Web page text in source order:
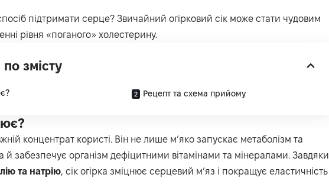
підтримати серце? Звичайний огірковий сік може стати чудовим
рівня «поганого» холестерину.
по змісту
Рецепт та схема прийому
концентрат користі. Він не лише м’яко запускає метаболізм та
й забезпечує організм дефіцитними вітамінами та мінералами. Завдяки
та натрію, сік огірка зміцнює серцевий м’яз і покращує еластичність